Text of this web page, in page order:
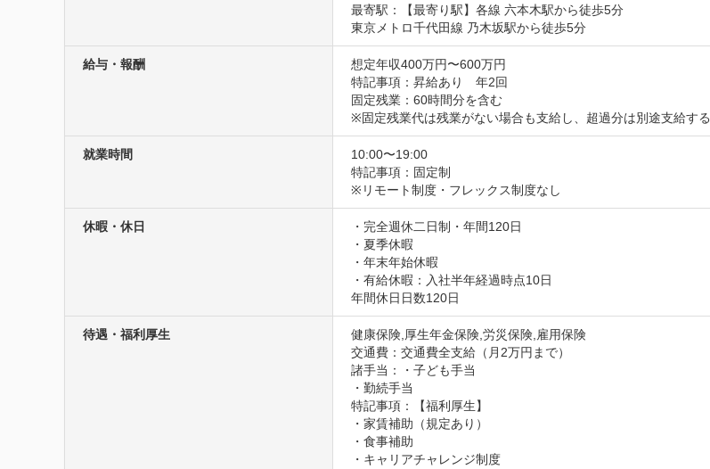
最寄駅：【最寄り駅】各線 六本木駅から徒歩5分
東京メトロ千代田線 乃木坂駅から徒歩5分
給与・報酬
想定年収400万円〜600万円
特記事項：昇給あり　年2回
固定残業：60時間分を含む
※固定残業代は残業がない場合も支給し、超過分は別途支給する
就業時間
10:00〜19:00
特記事項：固定制
※リモート制度・フレックス制度なし
休暇・休日
・完全週休二日制・年間120日
・夏季休暇
・年末年始休暇
・有給休暇：入社半年経過時点10日
年間休日日数120日
待遇・福利厚生
健康保険,厚生年金保険,労災保険,雇用保険
交通費：交通費全支給（月2万円まで）
諸手当：・子ども手当
・勤続手当
特記事項：【福利厚生】
・家賃補助（規定あり）
・食事補助
・キャリアチャレンジ制度